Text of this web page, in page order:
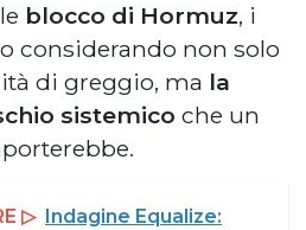
blocco di Hormuz, i
considerando non solo
di greggio, ma la
sistemico che un
▷
Indagine Equalize: